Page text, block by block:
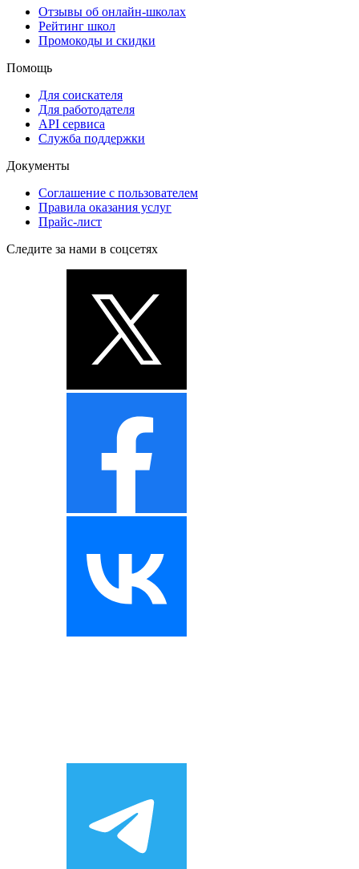
Отзывы об онлайн-школах
Рейтинг школ
Промокоды и скидки
Помощь
Для соискателя
Для работодателя
API сервиса
Служба поддержки
Документы
Соглашение с пользователем
Правила оказания услуг
Прайс-лист
Следите за нами в соцсетях